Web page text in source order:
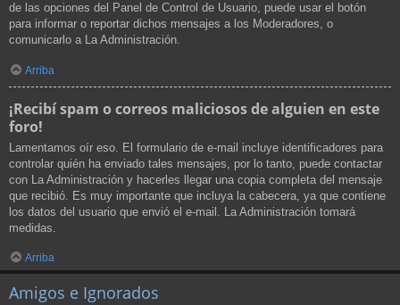
de las opciones del Panel de Control de Usuario, puede usar el botón
para informar o reportar dichos mensajes a los Moderadores, o
comunicarlo a La Administración.
Arriba
¡Recibí spam o correos maliciosos de alguien en este
foro!
Lamentamos oír eso. El formulario de e-mail incluye identificadores para
controlar quién ha enviado tales mensajes, por lo tanto, puede contactar
con La Administración y hacerles llegar una copia completa del mensaje
que recibió. Es muy importante que incluya la cabecera, ya que contiene
los datos del usuario que envió el e-mail. La Administración tomará
medidas.
Arriba
Amigos e Ignorados